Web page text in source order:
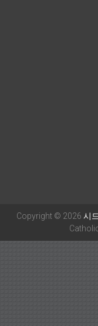
Copyright © 2026 시